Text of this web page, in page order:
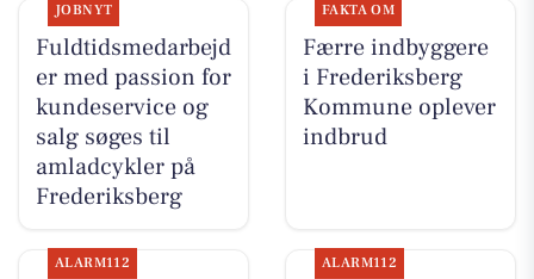
JOBNYT
Fuldtidsmedarbejd
er med passion for
kundeservice og
salg søges til
amladcykler på
Frederiksberg
FAKTA OM
Færre indbyggere
i Frederiksberg
Kommune oplever
indbrud
ALARM112 ALARM112